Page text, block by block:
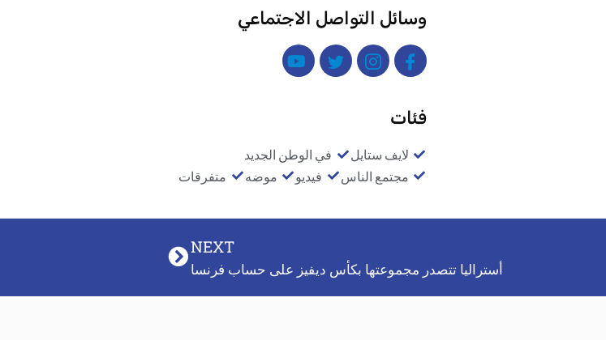
وسائل التواصل الاجتماعي
فئات
لايف ستايل
في الوطن الجديد
مجتمع الناس
فيديو موضه متفرقات
NEXT
أستراليا تتصدر مجموعتها بكأس ديفيز على حساب فرنسا